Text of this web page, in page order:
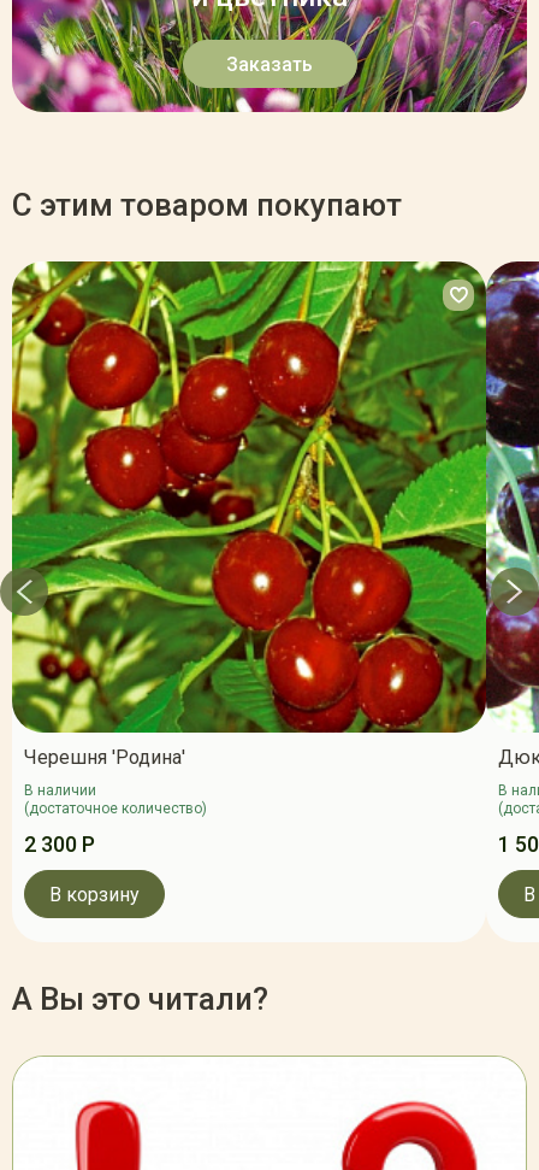
Заказать
С этим товаром покупают
Черешня 'Родина'
В наличии
(достаточное количество)
2 300 Р
В корзину
Дюк
В
1
А Вы это читали?